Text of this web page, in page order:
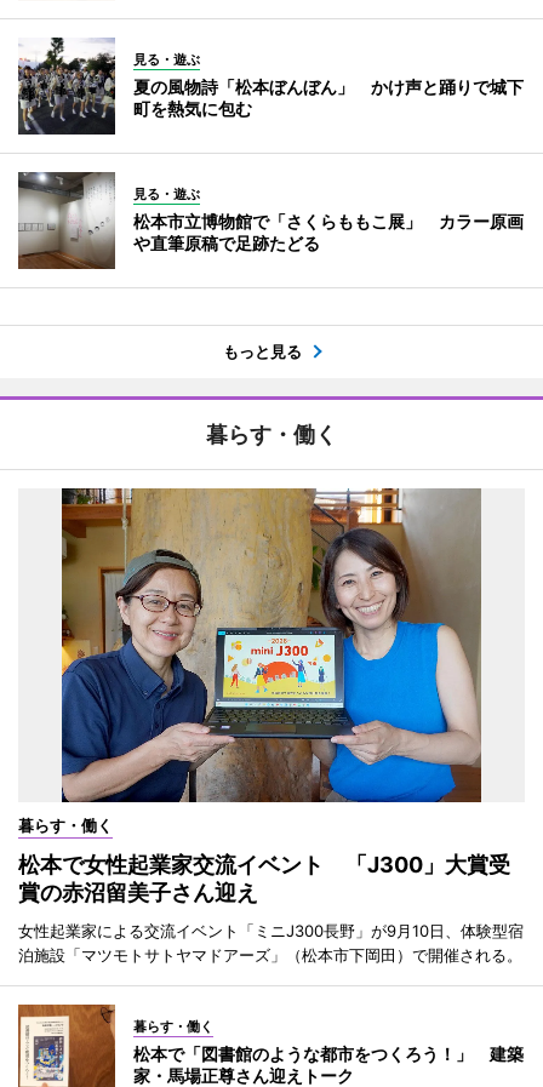
見る・遊ぶ
夏の風物詩「松本ぼんぼん」 かけ声と踊りで城下
町を熱気に包む
見る・遊ぶ
松本市立博物館で「さくらももこ展」 カラー原画
や直筆原稿で足跡たどる
もっと見る
暮らす・働く
暮らす・働く
松本で女性起業家交流イベント 「J300」大賞受
賞の赤沼留美子さん迎え
女性起業家による交流イベント「ミニJ300長野」が9月10日、体験型宿
泊施設「マツモトサトヤマドアーズ」（松本市下岡田）で開催される。
暮らす・働く
松本で「図書館のような都市をつくろう！」 建築
家・馬場正尊さん迎えトーク